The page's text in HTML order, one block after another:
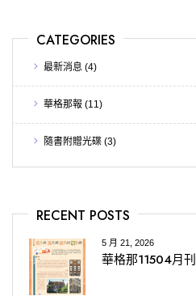
CATEGORIES
最新消息 (4)
華格那報 (11)
隨書附贈光碟 (3)
RECENT POSTS
5 月 21, 2026
華格那11504月刊